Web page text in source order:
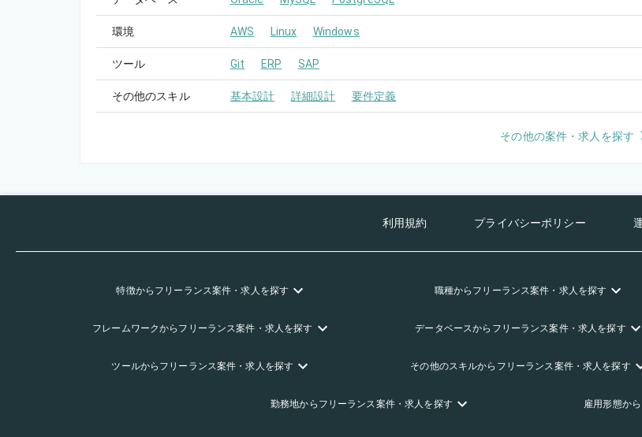
環境 AWS Linux Windows
ツール Git ERP SAP
その他のスキル 基本設計 詳細設計 要件定義
その他の案件・求人を探す
利用規約 プライバシーポリシー
特徴からフリーランス案件・求人を探す 職種からフリーランス案件・求人を探す
フレームワークからフリーランス案件・求人を探す データベースからフリーランス案件・求人を探す
ツールからフリーランス案件・求人を探す その他のスキルからフリーランス案件・求人を探す
勤務地からフリーランス案件・求人を探す 雇用形態か